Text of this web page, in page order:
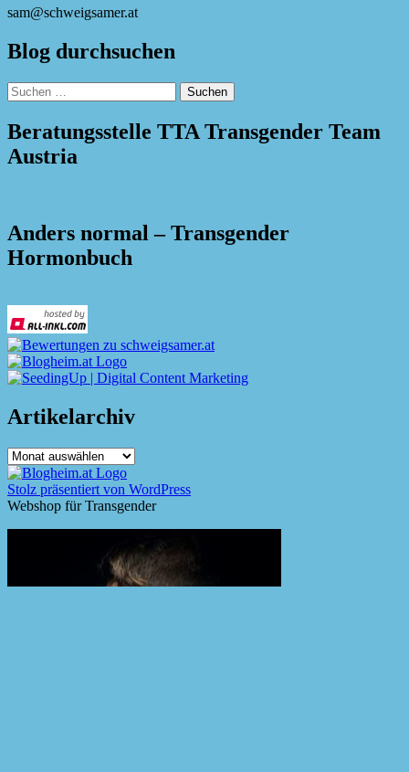
sam@schweigsamer.at
Blog durchsuchen
Suchen
nach:
Beratungsstelle TTA Transgender Team
Austria
Anders normal – Transgender
Hormonbuch
Artikelarchiv
Artikelarchiv
Stolz präsentiert von WordPress
Webshop für Transgender